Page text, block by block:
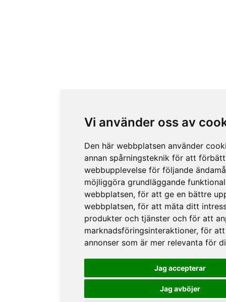
Vi använder oss av
Den här webbplatsen använder
annan spårningsteknik för att
webbupplevelse för följande
möjliggöra grundläggande
webbplatsen, för att ge en bättre
webbplatsen, för att mäta ditt
produkter och tjänster och för att
marknadsföringsinteraktioner, för att
annonser som är mer relevanta för
Jag accepterar
Jag avböjer